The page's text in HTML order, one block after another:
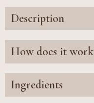
Home
quantity
Description
How does it work
Ingredients